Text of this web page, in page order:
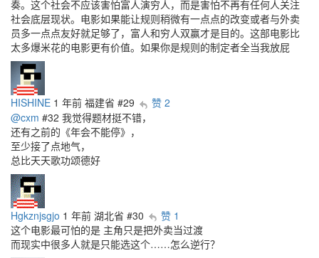
奏。这个社会不应该害怕富人演穷人，而是害怕不再有任何人关注
社会底层现状。电影如果能让规则稍微有一点点的改变或者与外卖
员多一点点友好就足够了，富人和穷人双赢才是目的。这部电影比
太多爆米花的电影更有价值。如果你是规则的制定者全当我放屁
HISHINE 1 年前 福建省 #29
赞 2
@cxm #32 我觉得题材挺不错，
还有之前的《年会不能停》，
至少接了点地气，
总比天天歌功颂德好
Hgkznjsgjo 1 年前 湖北省 #30
赞 1
这个电影最可怕的是 主角只是把外卖当过渡
而现实中很多人就是只能选这个……怎么逆行？